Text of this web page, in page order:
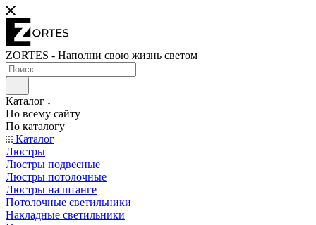
ZORTES - Наполни свою жизнь светом
Каталог
По всему сайту
По каталогу
Каталог
Люстры
Люстры подвесные
Люстры потолочные
Люстры на штанге
Потолочные светильники
Накладные светильники